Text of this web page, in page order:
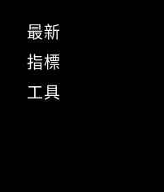
最新
指標
工具